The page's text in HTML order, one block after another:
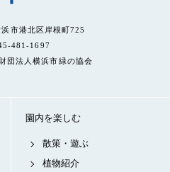
市港北区岸根町725
481-1697
団法人横浜市緑の協会
園内を楽しむ
散策・遊ぶ
植物紹介